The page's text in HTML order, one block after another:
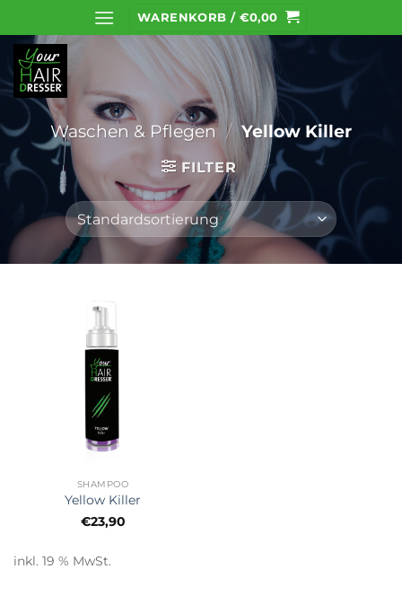
Inhalt
springen
WARENKORB / €0,00
Waschen & Pflegen / Yellow Killer
FILTER
SHAMPOO
Yellow Killer
€23,90
inkl. 19 % MwSt.